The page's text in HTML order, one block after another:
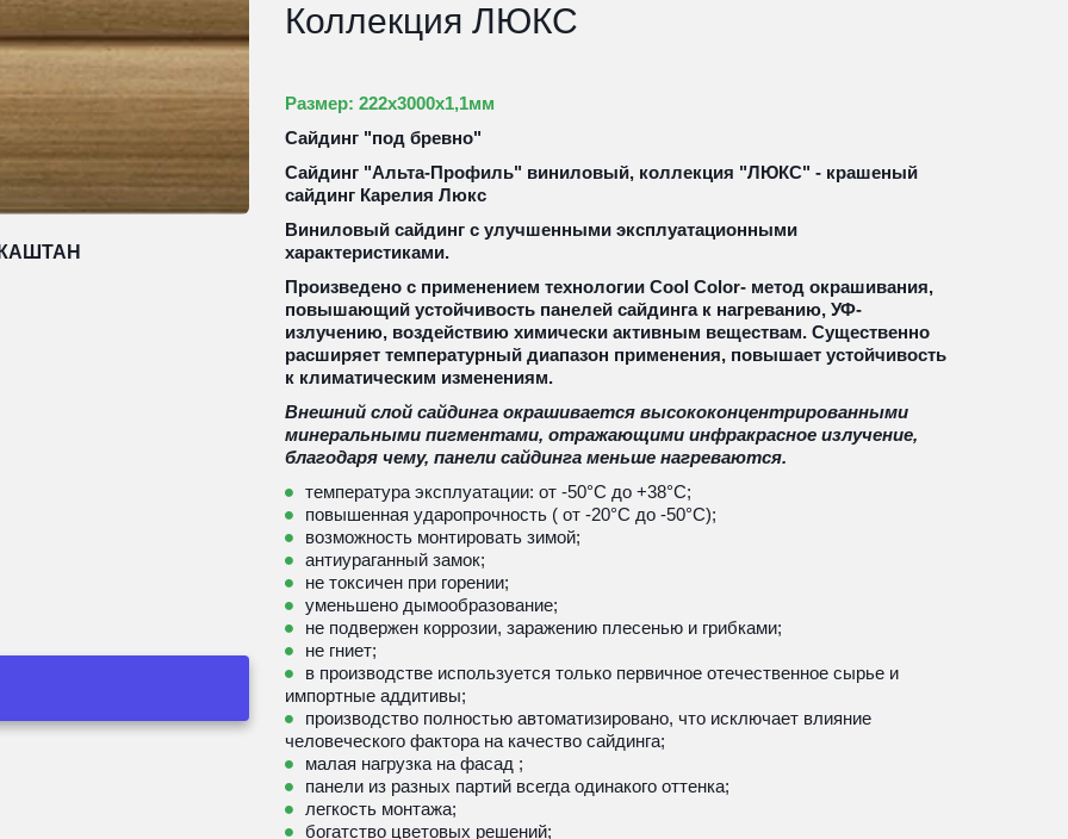
Коллекция ЛЮКС
Размер: 222х3000х1,1мм
Сайдинг "под бревно"
Сайдинг "Альта-Профиль" виниловый, коллекция "ЛЮКС" - крашеный
сайдинг Карелия Люкс
Виниловый сайдинг с улучшенными эксплуатационными
характеристиками.
Произведено с применением технологии Cool Color- метод окрашивания,
повышающий устойчивость панелей сайдинга к нагреванию, УФ-
излучению, воздействию химически активным веществам. Существенно
расширяет температурный диапазон применения, повышает устойчивость
к климатическим изменениям.
Внешний слой сайдинга окрашивается высококонцентрированными
минеральными пигментами, отражающими инфракрасное излучение,
благодаря чему, панели сайдинга меньше нагреваются.
температура эксплуатации: от -50°С до +38°С;
повышенная ударопрочность ( от -20°С до -50°С);
возможность монтировать зимой;
антиураганный замок;
не токсичен при горении;
уменьшено дымообразование;
не подвержен коррозии, заражению плесенью и грибками;
не гниет;
в производстве используется только первичное отечественное сырье и
импортные аддитивы;
производство полностью автоматизировано, что исключает влияние
человеческого фактора на качество сайдинга;
малая нагрузка на фасад ;
панели из разных партий всегда одинакого оттенка;
легкость монтажа;
богатство цветовых решений;